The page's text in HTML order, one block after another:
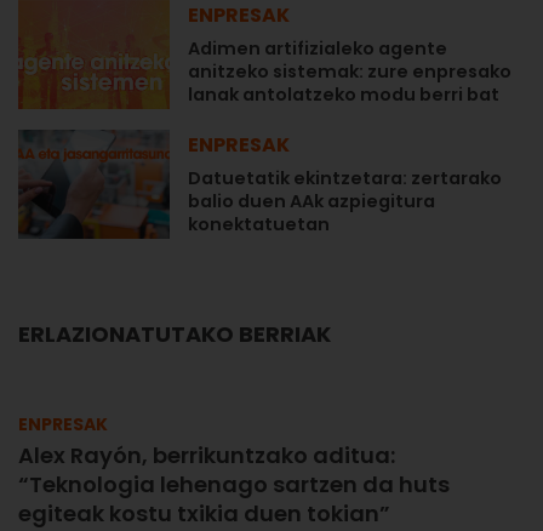
ENPRESAK
Adimen artifizialeko agente
anitzeko sistemak: zure enpresako
lanak antolatzeko modu berri bat
ENPRESAK
Datuetatik ekintzetara: zertarako
balio duen AAk azpiegitura
konektatuetan
ERLAZIONATUTAKO BERRIAK
ENPRESAK
Alex Rayón, berrikuntzako aditua:
“Teknologia lehenago sartzen da huts
egiteak kostu txikia duen tokian”